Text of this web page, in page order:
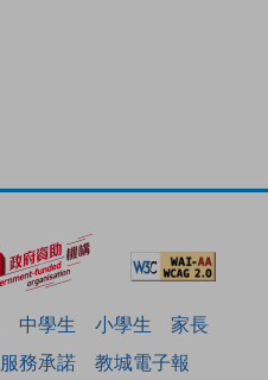
中學生 小學生
家長
服務承諾 教城電子報